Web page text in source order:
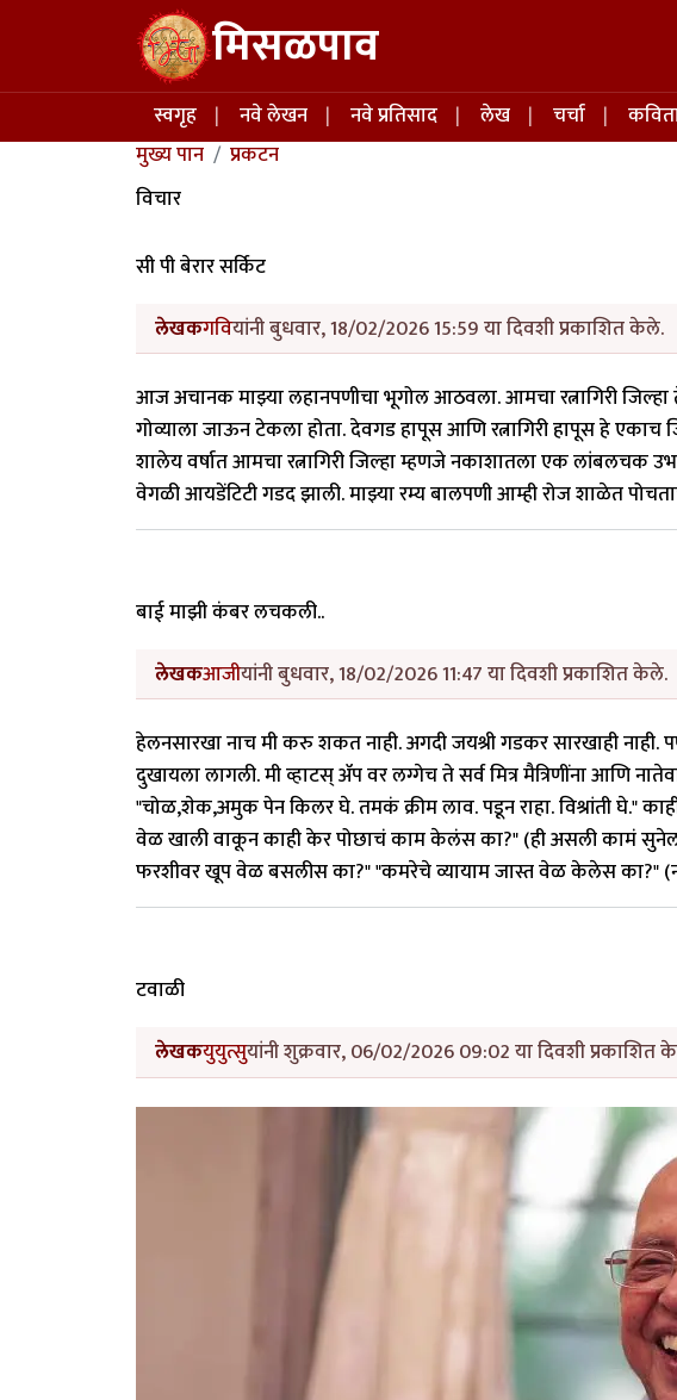
Skip to main content मिसळपाव
Main navigation
स्वगृह नवे लेखन नवे प्रतिसाद लेख चर्चा
मुख्य पान
प्रकटन
विचार
सी पी बेरार सर्किट
लेखकगवियांनी बुधवार, 18/02/2026 15:59 या दिवशी प्रकाशित केले.
आज अचानक माझ्या लहानपणीचा भूगोल आठवला. आमचा रत्नागिरी जिल्हा
गोव्याला जाऊन टेकला होता. देवगड हापूस आणि रत्नागिरी हापूस हे
शालेय वर्षात आमचा रत्नागिरी जिल्हा म्हणजे नकाशातला एक लांबलचक
वेगळी आयडेंटिटी गडद झाली. माझ्या रम्य बालपणी आम्ही रोज शाळेत पोचताच
बाई माझी कंबर लचकली..
लेखकआजीयांनी बुधवार, 18/02/2026 11:47 या दिवशी प्रकाशित केले.
हेलनसारखा नाच मी करु शकत नाही. अगदी जयश्री गडकर सारखाही
दुखायला लागली. मी व्हाटस् ॲप वर लग्गेच ते सर्व मित्र मैत्रिणींना आणि
"चोळ,शेक,अमुक पेन किलर घे. तमकं क्रीम लाव. पडून राहा. विश्रांती घे."
वेळ खाली वाकून काही केर पोछाचं काम केलंस का?" (ही असली कामं
फरशीवर खूप वेळ बसलीस का?" "कमरेचे व्यायाम जास्त वेळ केलेस का?"
टवाळी
लेखकयुयुत्सुयांनी शुक्रवार, 06/02/2026 09:02 या दिवशी प्रकाशित